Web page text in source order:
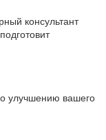
консультант
улучшению вашего